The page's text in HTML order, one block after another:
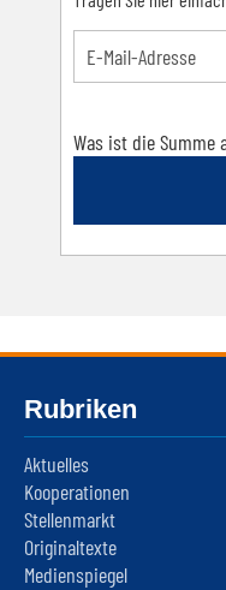
Was ist die Summe
Rubriken
Aktuelles
Kooperationen
Stellenmarkt
Originaltexte
Medienspiegel